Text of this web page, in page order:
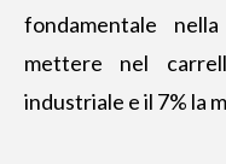
fondamentale
mettere nel
industriale e il 7% la